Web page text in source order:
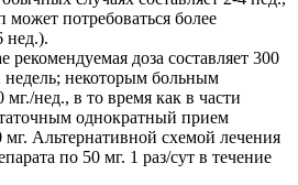
может потребоваться более
нед.).
доза составляет 300
недель; некоторым больным
мг./нед., в то время как в части
однократный прием
мг. Альтернативной схемой лечения
по 50 мг. 1 раз/сут в течение